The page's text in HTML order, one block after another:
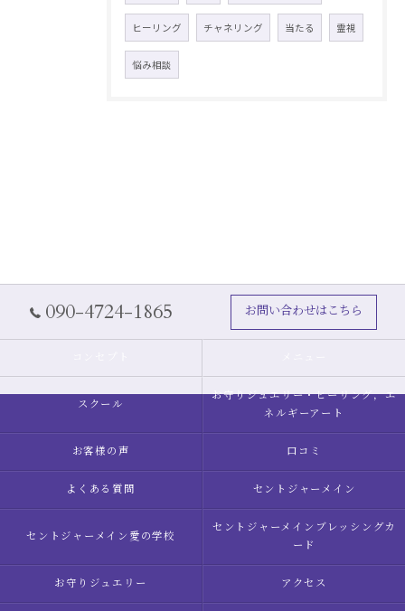
ヒーリング チャネリング 当たる 霊視
悩み相談
090-4724-1865 お問い合わせはこちら
スクール
お守りジュエリー・ヒーリング，エ
ネルギーアート
お客様の声 口コミ
よくある質問 セントジャーメイン
セントジャーメイン愛の学校
セントジャーメインブレッシングカ
ード
お守りジュエリー アクセス